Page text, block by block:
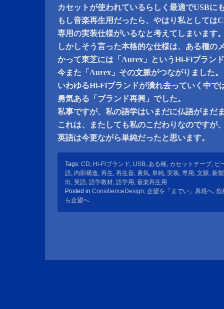
カセットが使われているらしく最適でUSBに
もし音楽再生用だったら、やはり私としては
専用の実装仕様がいるなと考えてしまいます
しかしそう言った本格的な仕様は、ある種の
かって東芝には「Aurex」というHi-Fiブラン
今また「Aurex」その文脈がつながりました。
いわゆるHi-Fiブランドが潰れ去っていく中で
勇気ある「ブランド再興」でした。
私事ですが、私の語学はいまだに仏語がまだ
これは、またしても私のこだわりなのですが
英語は今更ながら単純だったと思います。
Tags: CD, Hi-Fiブランド, USB, ある種, カセットテープ, ビ
語, 内部構造, 再生, 再生音, 勇気, 単純, 実装, 専用 , 文脈, 新
出 , 英語, 語学教材, 語学用 , 音楽再生用
Posted in ConsilienceDesign, 企望を「までい」具現へ, 危
ら企望へ